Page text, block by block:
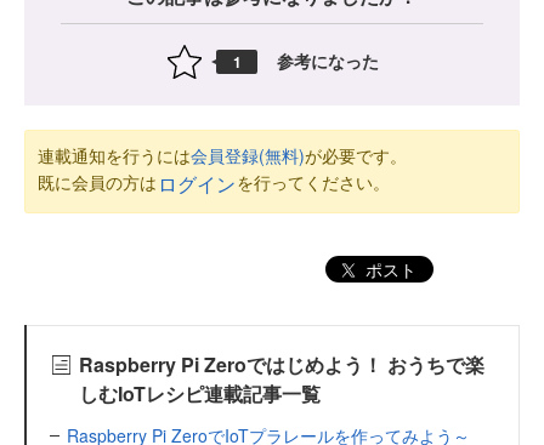
1 参考になった
連載通知を行うには会員登録(無料)が必要です。
既に会員の方は ログインを行ってください。
ポスト
Raspberry Pi Zeroではじめよう！ おうちで楽
しむIoTレシピ連載記事一覧
Raspberry Pi ZeroでIoTプラレールを作ってみよう～